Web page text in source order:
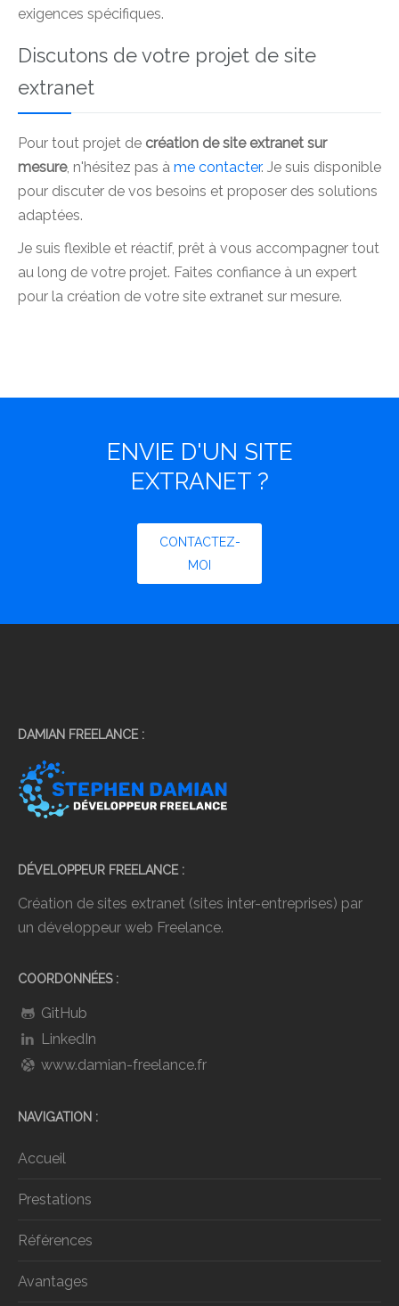
exigences spécifiques.
Discutons de votre projet de site
extranet
Pour tout projet de création de site extranet sur
mesure, n'hésitez pas à me contacter. Je suis disponible
pour discuter de vos besoins et proposer des solutions
adaptées.
Je suis flexible et réactif, prêt à vous accompagner tout
au long de votre projet. Faites confiance à un expert
pour la création de votre site extranet sur mesure.
ENVIE D'UN SITE
EXTRANET ?
CONTACTEZ-
MOI
DAMIAN FREELANCE
DÉVELOPPEUR FREELANCE
Création de sites extranet (sites inter-entreprises) par
un développeur web Freelance.
COORDONNÉES
GitHub
LinkedIn
www.damian-freelance.fr
NAVIGATION
Accueil
Prestations
Références
Avantages